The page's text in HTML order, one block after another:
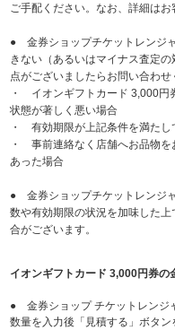
ご手配ください。なお、詳細は
● 金券ショップチケットレンジ
きない（あるいはマイナス査定
点がございましたらお問い合わせ
・ イオンギフトカード 3,000円
状態が著しく悪い場合
・ 有効期限が上記条件を満たし
・ 事前連絡なく店舗へお品物を
あった場合
● 金券ショップチケットレンジ
数や有効期限の状況を加味した
合がございます。
イオンギフトカード 3,000円券の
● 金券ショップ チケットレンジ
数量を入力後「見積する」ボタ